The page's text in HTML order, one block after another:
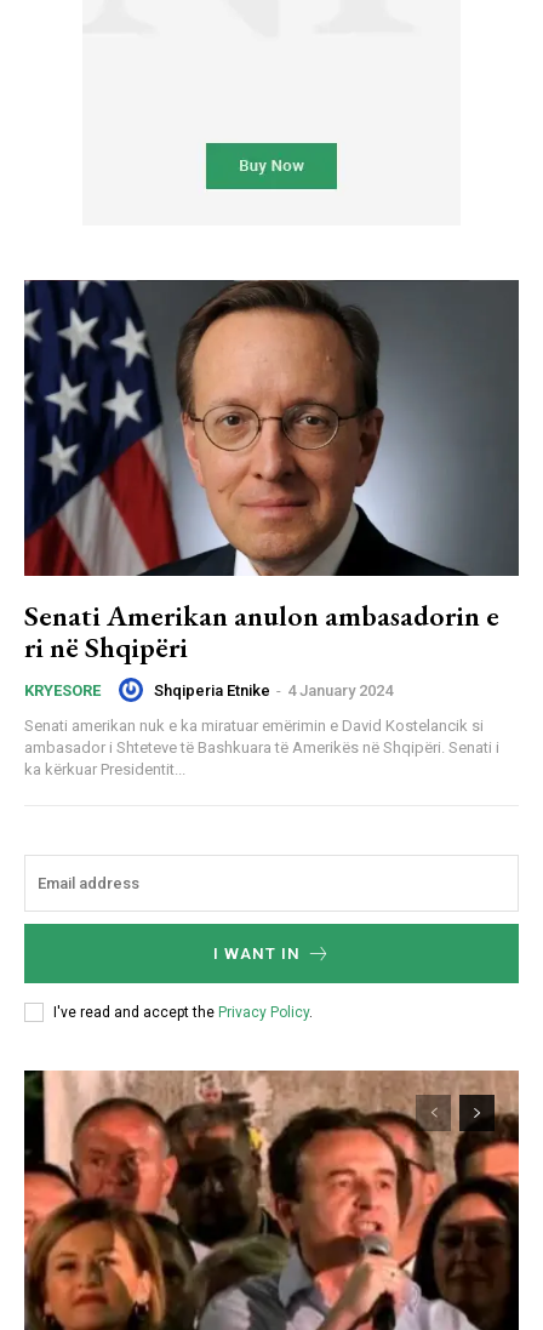
Senati Amerikan anulon ambasadorin e
ri në Shqipëri
KRYESORE Shqiperia Etnike - 4 January 2024
Senati amerikan nuk e ka miratuar emërimin e David Kostelancik si
ambasador i Shteteve të Bashkuara të Amerikës në Shqipëri. Senati i
ka kërkuar Presidentit...
I WANT IN
I've read and accept the Privacy Policy.